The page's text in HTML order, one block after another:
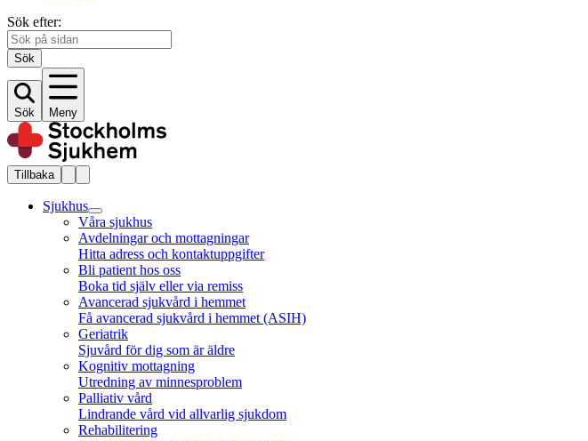
Sök efter:
Sök
Sök Meny
Tillbaka
Sjukhus
Våra sjukhus
Avdelningar och mottagningar
Hitta adress och kontaktuppgifter
Bli patient hos oss
Boka tid själv eller via remiss
Avancerad sjukvård i hemmet
Få avancerad sjukvård i hemmet (ASIH)
Geriatrik
Sjuvård för dig som är äldre
Kognitiv mottagning
Utredning av minnesproblem
Palliativ vård
Lindrande vård vid allvarlig sjukdom
Rehabilitering